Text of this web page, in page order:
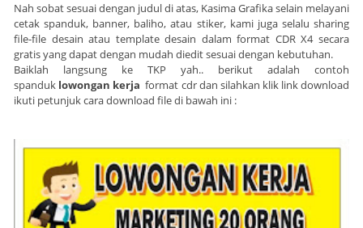
Nah sobat sesuai dengan judul di atas, Kasima Grafika selain melayani
cetak spanduk, banner, baliho, atau stiker, kami juga selalu sharing
file-file desain atau template desain dalam format CDR X4 secara
gratis yang dapat dengan mudah diedit sesuai dengan kebutuhan.
Baiklah langsung ke TKP yah.. berikut adalah contoh
spanduk lowongan kerja format cdr dan silahkan klik link download
ikuti petunjuk cara download file di bawah ini :